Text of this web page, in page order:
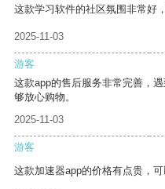
这款学习软件的社区氛围非常好
2025-11-03
游客
这款app的售后服务非常完善，
够放心购物。
2025-11-03
游客
这款加速器app的价格有点贵，